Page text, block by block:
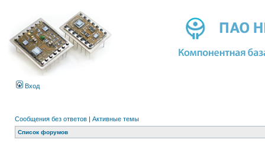
Вход
Сообщения без ответов | Активные темы
Список форумов